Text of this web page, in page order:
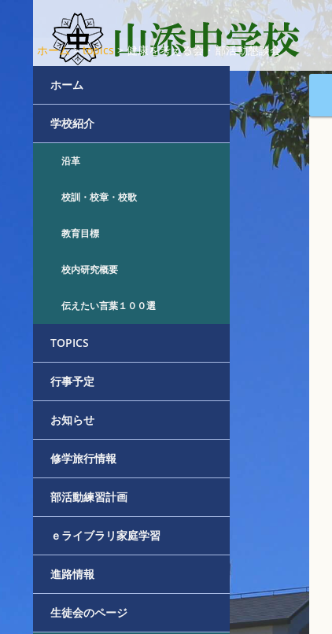
ホーム>topics >健康を考える会・部活動懇談会
ホーム
学校紹介
沿革
校訓・校章・校歌
教育目標
校内研究概要
伝えたい言葉１００選
TOPICS
行事予定
お知らせ
修学旅行情報
部活動練習計画
ｅライブラリ家庭学習
進路情報
生徒会のページ